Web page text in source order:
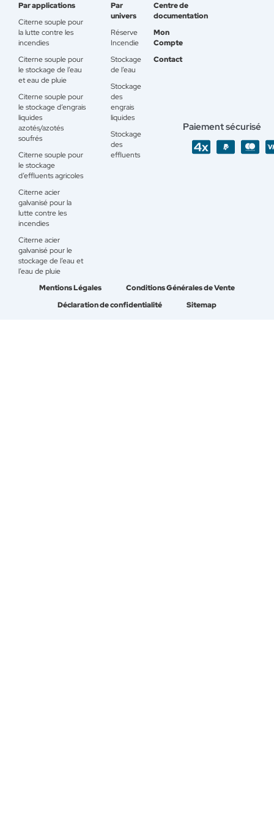
Par applications
Citerne souple pour
la lutte contre les
incendies
Citerne souple pour
le stockage de l’eau
et eau de pluie
Citerne souple pour
le stockage d’engrais
liquides
azotés/azotés
soufrés
Citerne souple pour
le stockage
d’effluents agricoles
Citerne acier
galvanisé pour la
lutte contre les
incendies
Citerne acier
galvanisé pour le
stockage de l’eau et
l’eau de pluie
Par
univers
Réserve
Incendie
Stockage
de l’eau
Stockage
des
engrais
liquides
Stockage
des
effluents
Centre de
documentation
Mon
Compte
Contact
Paiement sécurisé
Mentions Légales
Conditions Générales de Vente
Déclaration de confidentialité
Sitemap